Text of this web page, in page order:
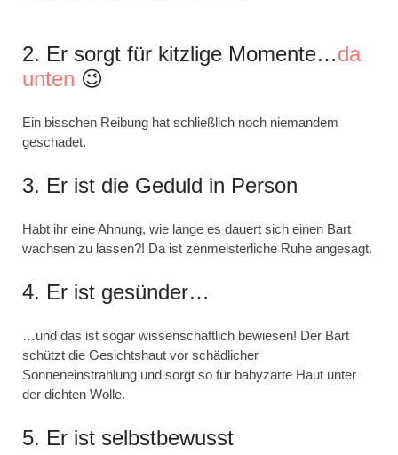
2. Er sorgt für kitzlige Momente…da
unten 😉
Ein bisschen Reibung hat schließlich noch niemandem
geschadet.
3. Er ist die Geduld in Person
Habt ihr eine Ahnung, wie lange es dauert sich einen Bart
wachsen zu lassen?! Da ist zenmeisterliche Ruhe angesagt.
4. Er ist gesünder…
…und das ist sogar wissenschaftlich bewiesen! Der Bart
schützt die Gesichtshaut vor schädlicher
Sonneneinstrahlung und sorgt so für babyzarte Haut unter
der dichten Wolle.
5. Er ist selbstbewusst